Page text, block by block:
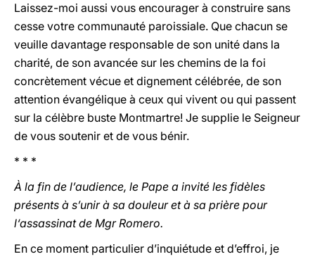
Laissez-moi aussi vous encourager à construire sans
cesse votre communauté paroissiale. Que chacun se
veuille davantage responsable de son unité dans la
charité, de son avancée sur les chemins de la foi
concrètement vécue et dignement célébrée, de son
attention évangélique à ceux qui vivent ou qui passent
sur la célèbre buste Montmartre! Je supplie le Seigneur
de vous soutenir et de vous bénir.
* * *
À la fin de l’audience, le Pape a invité les fidèles
présents à s’unir à sa douleur et à sa prière pour
l‘assassinat de Mgr Romero.
En ce moment particulier d’inquiétude et d’effroi, je